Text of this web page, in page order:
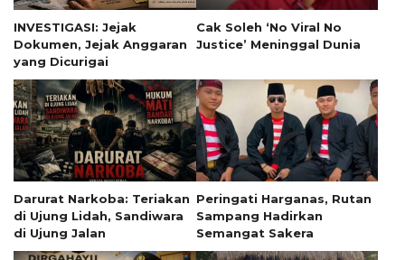
INVESTIGASI: Jejak
Dokumen, Jejak Anggaran
yang Dicurigai
Cak Soleh ‘No Viral No
Justice’ Meninggal Dunia
Darurat Narkoba: Teriakan
di Ujung Lidah, Sandiwara
di Ujung Jalan
Peringati Harganas, Rutan
Sampang Hadirkan
Semangat Sakera